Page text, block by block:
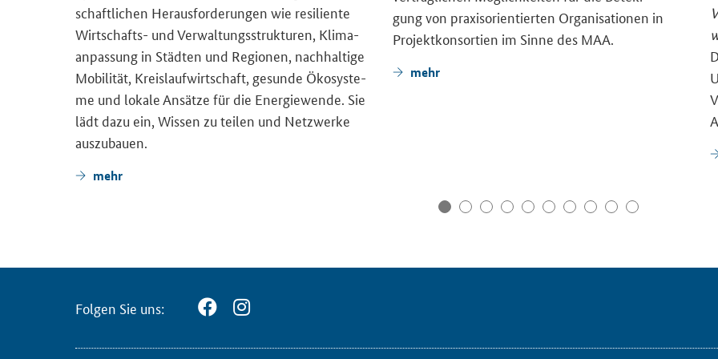
schaft­li­chen Her­aus­for­de­run­gen wie re­si­li­en­te
Wirtschafts-​ und Ver­wal­tungs­struk­tu­ren, Kli­ma­
an­pas­sung in Städ­ten und Re­gio­nen, nach­hal­ti­ge
Mo­bi­li­tät, Kreis­lauf­wirt­schaft, ge­sun­de Öko­sys­te­
me und lo­ka­le An­sät­ze für die En­er­gie­wen­de. Sie
lädt dazu ein, Wis­sen zu tei­len und Netz­wer­ke
aus­zu­bau­en.
mehr
gung von pra­xis­ori­en­tier­ten Or­ga­ni­sa­tio­nen in
Pro­jekt­kon­sor­ti­en im Sinne des MAA.
mehr
Fol­gen Sie uns: